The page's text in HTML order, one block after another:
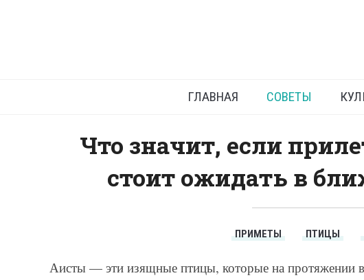
Аист
ГЛАВНАЯ СОВЕТЫ
Что значит, если
стоит ожидать в
ПРИМЕТЫ ПТИЦЫ
Аисты — эти изящные птицы, которые на протяжении